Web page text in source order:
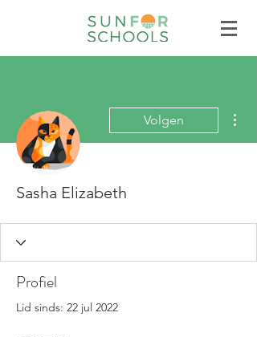
Volgen
Sasha Elizabeth
Profiel
Lid sinds: 22 jul 2022